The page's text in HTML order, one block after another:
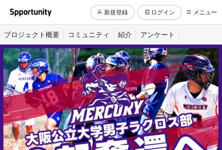
新規登録 ログイン メニュー
プロジェクト概要 コミュニティ 紹介 アンケート